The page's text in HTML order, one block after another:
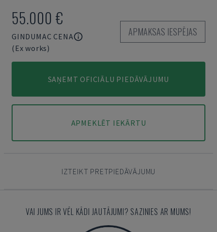
55.000 €
GINDUMAC CENA
(Ex works)
APMAKSAS IESPĒJAS
SAŅEMT OFICIĀLU PIEDĀVĀJUMU
APMEKLĒT IEKĀRTU
IZTEIKT PRETPIEDĀVĀJUMU
VAI JUMS IR VĒL KĀDI JAUTĀJUMI? SAZINIES AR MUMS!